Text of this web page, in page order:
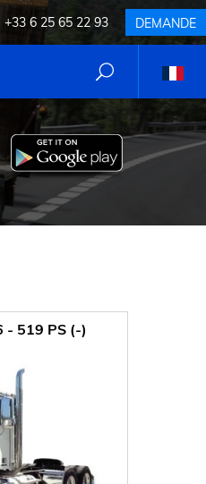
+33 6 25 65 22 93 DEMANDE
- 519 PS (-)